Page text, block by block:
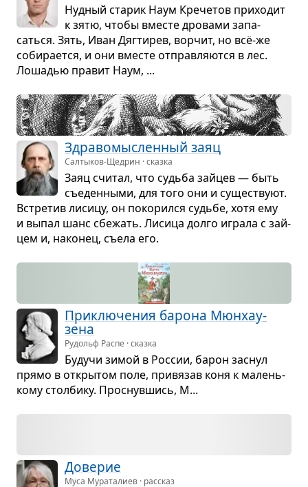
Нуд­ный ста­рик Наум Кре­че­тов при­хо­дит
к зятю, чтобы вме­сте дро­вами запа­
саться. Зять, Иван Дяг­ти­рев, вор­чит, но всё-же
соби­ра­ется, и они вме­сте отправ­ля­ются в лес.
Лоша­дью пра­вит Наум, ...
Здра­во­мыс­лен­ный заяц
Салтыков-Щедрин · сказка
Заяц счи­тал, что судьба зай­цев — быть
съе­ден­ными, для того они и суще­ствуют.
Встре­тив лисицу, он поко­рился судьбе, хотя ему
и выпал шанс сбе­жать. Лисица долго играла с зай­
цем и, нако­нец, съела его.
При­клю­че­ния барона Мюн­ха­у­
зена
Рудольф Распе · сказка
Будучи зимой в Рос­сии, барон заснул
прямо в откры­том поле, при­вя­зав коня к малень­
кому стол­бику. Про­снув­шись, М...
Дове­рие
Муса Мураталиев · рассказ